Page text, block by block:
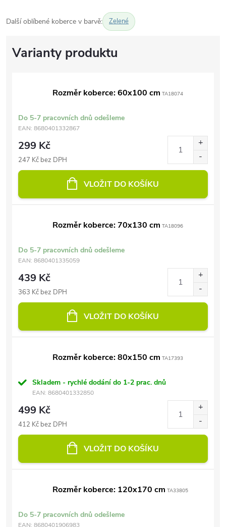
Další oblíbené koberce v barvě: Zelené
Rozměr koberce: 60x100 cm TA18074
Do 5-7 pracovních dnů odešleme
EAN: 8680401332867
299 Kč
247 Kč bez DPH
VLOŽIT DO KOŠÍKU
Rozměr koberce: 70x130 cm TA18096
Do 5-7 pracovních dnů odešleme
EAN: 8680401335059
439 Kč
363 Kč bez DPH
VLOŽIT DO KOŠÍKU
Rozměr koberce: 80x150 cm TA17393
Skladem - rychlé dodání do 1-2 prac. dnů
EAN: 8680401332850
499 Kč
412 Kč bez DPH
VLOŽIT DO KOŠÍKU
Rozměr koberce: 120x170 cm TA33805
Do 5-7 pracovních dnů odešleme
EAN: 8680401906983